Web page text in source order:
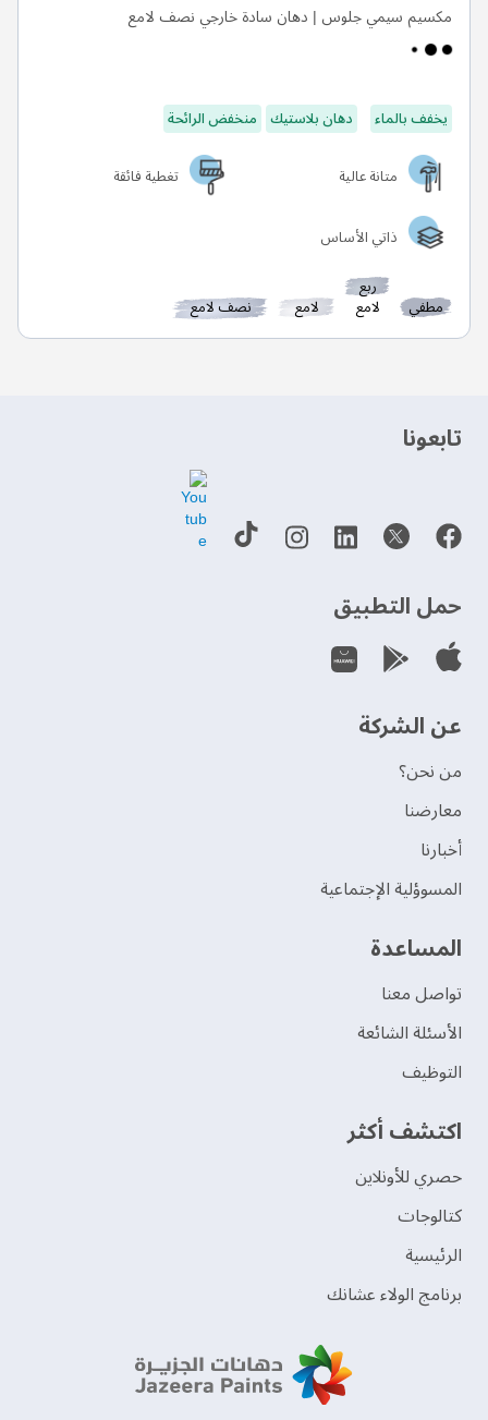
مكسيم سيمي جلوس | دهان سادة خارجي نصف لامع
يخفف بالماء دهان بلاستيك منخفض الرائحة
متانة عالية
تغطية فائقة
ذاتي الأساس
مطفي
ربع
لامع لامع نصف لامع
‫تابعونا‬
حمل التطبيق
عن الشركة
من نحن؟
‫معارضنا‬
‫أخبارنا‬
المسوؤلية الإجتماعية
‫المساعدة‬
تواصل معنا
الأسئلة الشائعة
التوظيف
اكتشف أكثر
حصري للأونلاين
‫كتالوجات‬
الرئيسية
برنامج الولاء عشانك